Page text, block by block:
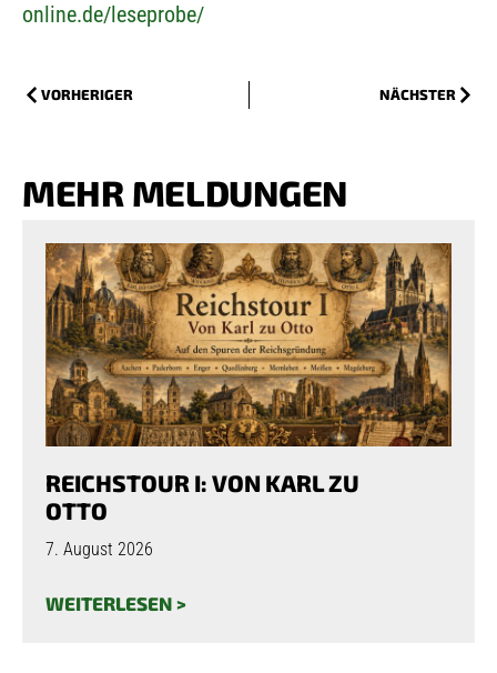
online.de/leseprobe/
VORHERIGER NÄCHSTER
MEHR MELDUNGEN
REICHSTOUR I: VON KARL ZU
OTTO
7. August 2026
WEITERLESEN >